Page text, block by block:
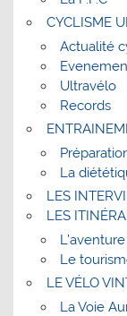
CYCLISME
Actualité
Ultravélo
Records
La
LES
LES
Le
LE VÉLO
La Voie